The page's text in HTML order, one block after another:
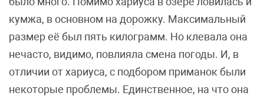
кумжа, в основном на дорожку. Максимальный
размер её был пять килограмм. Но клевала она
нечасто, видимо, повлияла смена погоды. И, в
отличии от хариуса, с подбором приманок были
некоторые проблемы. Единственное, на что она